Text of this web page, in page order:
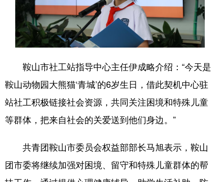
鞍山市社工站指导中心主任伊成略介绍：“今天是
鞍山动物园大熊猫‘青城’的6岁生日，借此契机中心驻
站社工积极链接社会资源，共同关注困境和特殊儿童
等群体，把来自社会的关爱送到他们身边。”
共青团鞍山市委员会权益部部长马旭表示，鞍山
团市委将继续加强对困境、留守和特殊儿童群体的帮